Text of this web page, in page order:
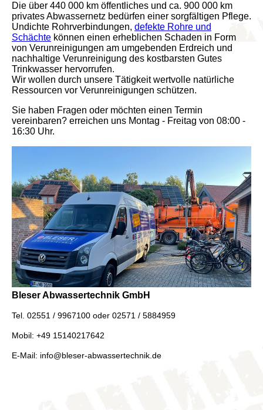
Die über 440 000 km öffentliches und ca. 900 000 km
privates Abwassernetz bedürfen einer sorgfältigen Pflege.
Undichte Rohrverbindungen, defekte Rohre und
Schächte können einen erheblichen Schaden in Form
von Verunreinigungen am umgebenden Erdreich und
nachhaltige Verunreinigung des kostbarsten Gutes
Trinkwasser hervorrufen.
Wir wollen durch unsere Tätigkeit wertvolle natürliche
Ressourcen vor Verunreinigungen schützen.
Sie haben Fragen oder möchten einen Termin
vereinbaren? erreichen uns Montag - Freitag von 08:00 -
16:30 Uhr.
Bleser Abwassertechnik GmbH
Tel. 02551 / 9967100 oder 02571 / 5884959
Mobil: +49 15140217642
E-Mail: info@bleser-abwassertechnik.de